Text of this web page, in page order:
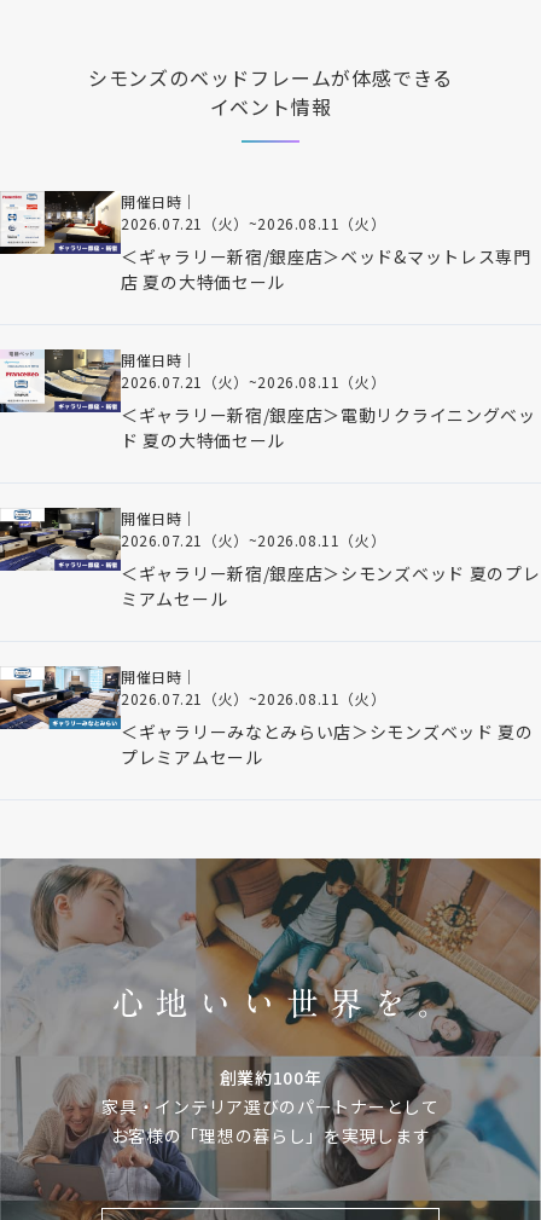
シモンズのベッドフレームが体感できる
イベント情報
開催日時｜
2026.07.21（火） ~2026.08.11（火）
＜ギャラリー新宿/銀座店＞ベッド&マットレス専門
店 夏の大特価セール
開催日時｜
2026.07.21（火） ~2026.08.11（火）
＜ギャラリー新宿/銀座店＞電動リクライニングベッ
ド 夏の大特価セール
開催日時｜
2026.07.21（火） ~2026.08.11（火）
＜ギャラリー新宿/銀座店＞シモンズベッド 夏のプレ
ミアムセール
開催日時｜
2026.07.21（火） ~2026.08.11（火）
＜ギャラリーみなとみらい店＞シモンズベッド 夏の
プレミアムセール
創業約100年
家具・インテリア選びのパートナーとして
お客様の「理想の暮らし」を実現します